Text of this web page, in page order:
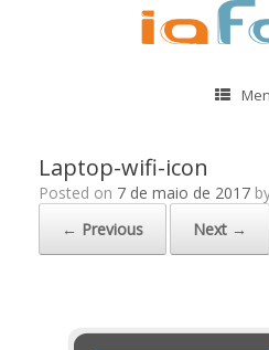
Laptop-wifi-icon
Posted on 7 de maio de 2017
← Previous
Next →